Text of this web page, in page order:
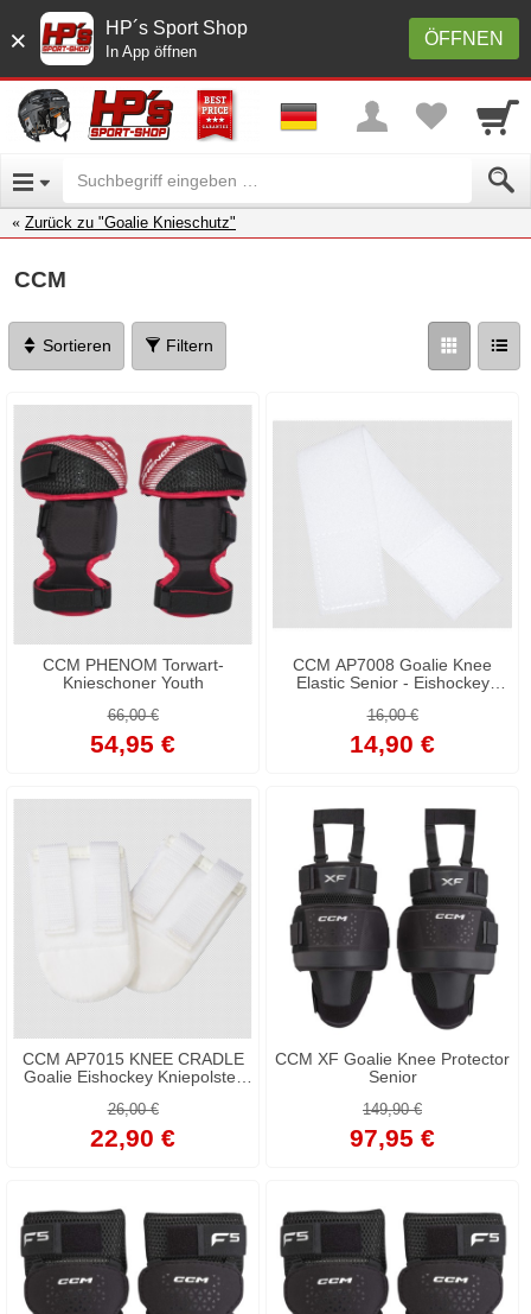
× ÖFFNEN
HP´s Sport Shop
In App öffnen
Zurück zu "Goalie Knieschutz"
CCM
Sortieren Filtern
CCM PHENOM Torwart-
Knieschoner Youth
66,00 €
54,95 €
CCM AP7008 Goalie Knee
Elastic Senior - Eishockey
16,00 €
14,90 €
CCM AP7015 KNEE CRADLE
Goalie Eishockey Kniepolster
26,00 €
22,90 €
CCM XF Goalie Knee Protector
Senior
149,90 €
97,95 €